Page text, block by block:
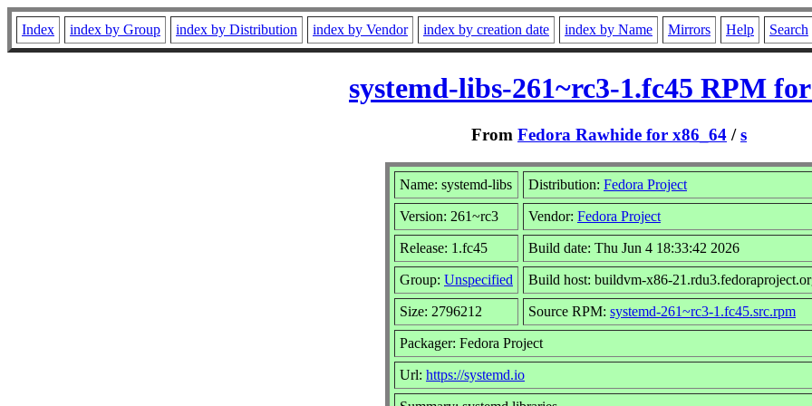
Index index by Group index by Distribution index by Vendor index by creation date index by Name Mirrors Help Search
systemd-libs-261~rc3-1.fc45 RPM
From Fedora Rawhide for x86_64 /s
Name: systemd-libs Distribution: Fedora Project
Version: 261~rc3 Vendor: Fedora Project
Release: 1.fc45 Build date: Thu Jun 4 18:33:42 2026
Group: Unspecified Build host: buildvm-x86-
Size: 2796212 Source RPM: systemd-261~rc3-1.fc45.src.rpm
Packager: Fedora Project
Url: https://systemd.io